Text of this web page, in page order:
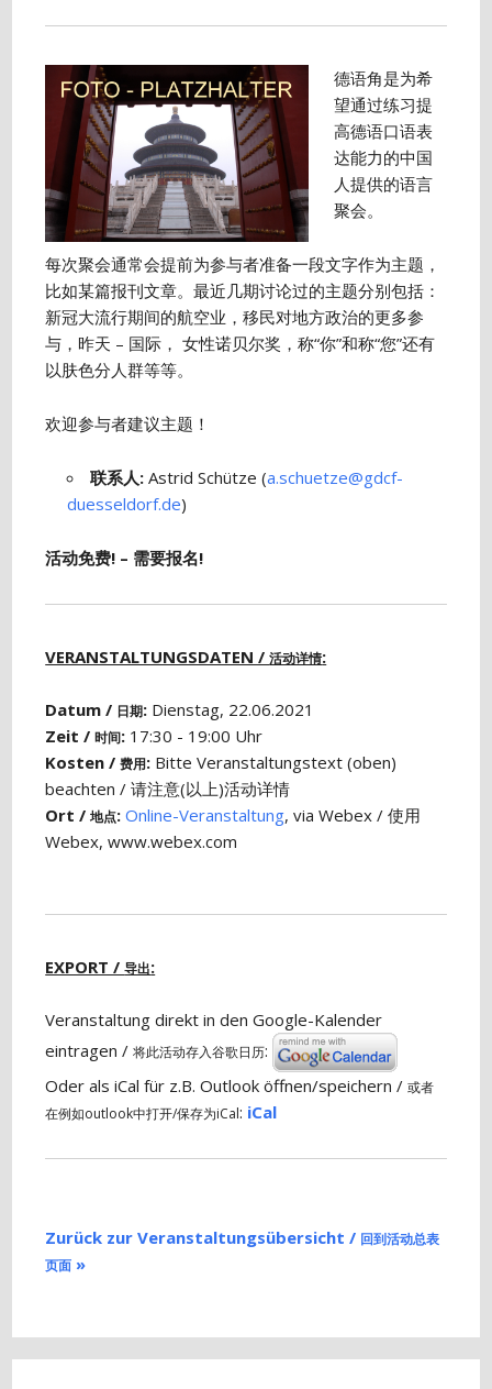
德语角是为希
望通过练习提
高德语口语表
达能力的中国
人提供的语言
聚会。
每次聚会通常会提前为参与者准备一段文字作为主题，
比如某篇报刊文章。最近几期讨论过的主题分别包括：
新冠大流行期间的航空业，移民对地方政治的更多参
与，昨天 – 国际， 女性诺贝尔奖，称“你”和称“您”还有
以肤色分人群等等。
欢迎参与者建议主题！
联系人: Astrid Schütze (a.schuetze@gdcf-
duesseldorf.de)
活动免费! – 需要报名!
VERANSTALTUNGSDATEN /活动详情:
Datum / 日期: Dienstag, 22.06.2021
Zeit /时间: 17:30 - 19:00 Uhr
Kosten /费用: Bitte Veranstaltungstext (oben)
beachten / 请注意(以上)活动详情
Ort /地点: Online-Veranstaltung, via Webex / 使用
Webex, www.webex.com
EXPORT /导出:
Veranstaltung direkt in den Google-Kalender
eintragen /将此活动存入谷歌日历:
Oder als iCal für z.B. Outlook öffnen/speichern /或者
在例如outlook中打开/保存为iCal: iCal
Zurück zur Veranstaltungsübersicht / 回到活动总表
页面 »